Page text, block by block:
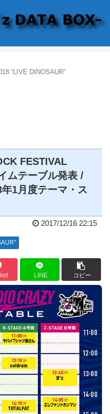
“LIVE DINOSAUR”
FESTIVAL
ムテーブル発表 /
1月度テーマ・ス
2017/12/16 22:15
LINE コピー